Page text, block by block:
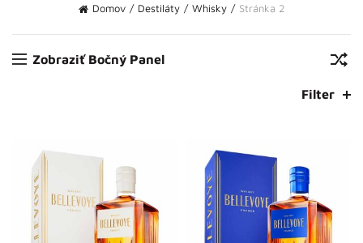
Domov Destiláty Whisky Stránka 2
Zobraziť Bočný Panel
Filter